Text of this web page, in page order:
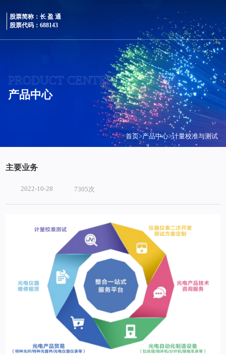
股票简称：长 盈 通
股票代码：688143
PRODUCT CENTER
产品中心
首页>产品中心>计量校准与测试
主要业务
2022-10-28 7305次